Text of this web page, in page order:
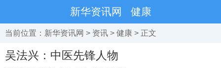
新华资讯网 健康
当前位置： 新华资讯网 > 资讯 > 健康 > 正文
吴法兴：中医先锋人物